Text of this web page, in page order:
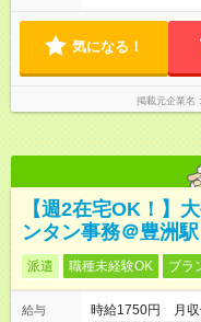
気になる！
掲載元企業名
【週2在宅OK！】
ンタン事務＠豊洲駅
派遣 職種未経験OK ブラ
給与 時給1750円 月収